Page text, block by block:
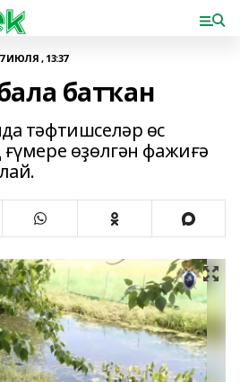
7 ИЮЛЯ , 13:37
батҡан
тәфтишселәр өс
өҙөлгән фажиғә